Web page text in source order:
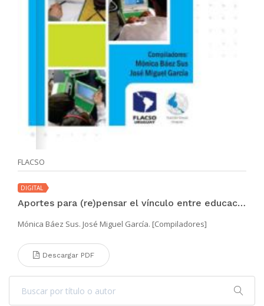
FLACSO
DIGITAL
Aportes para (re)pensar el vínculo entre educación y TIC en la región
Mónica Báez Sus. José Miguel García. [Compiladores]
Descargar PDF